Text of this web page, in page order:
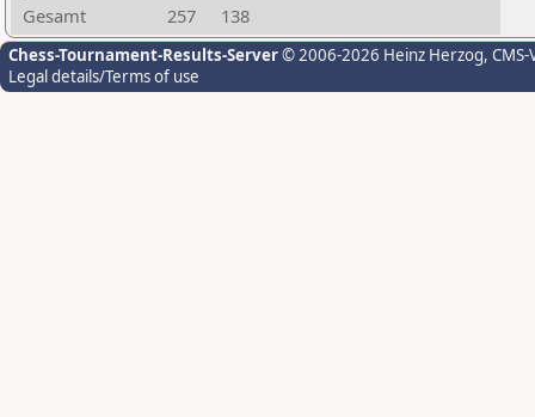
Gesamt
257 138
Chess-Tournament-Results-Server© 2006-2026 Heinz Herzog,
Legal details/Terms of use